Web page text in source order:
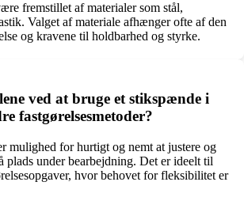
fremstillet af materialer som stål,
Valget af materiale afhænger ofte af den
og kravene til holdbarhed og styrke.
ved at bruge et stikspænde i
fastgørelsesmetoder?
mulighed for hurtigt og nemt at justere og
plads under bearbejdning. Det er ideelt til
hvor behovet for fleksibilitet er